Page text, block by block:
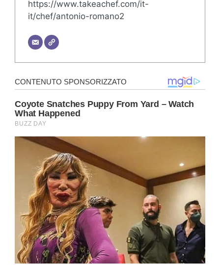
https://www.takeachef.com/it-
it/chef/antonio-romano2